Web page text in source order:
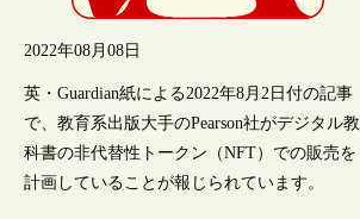
2022年08月08日
英・Guardian紙による2022年8月2日付の記事
で、教育系出版大手のPearson社がデジタル教
科書の非代替性トークン（NFT）での販売を
計画していることが報じられています。